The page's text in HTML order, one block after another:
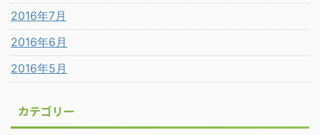
2016年7月
2016年6月
2016年5月
カテゴリー